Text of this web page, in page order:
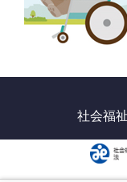
社会福